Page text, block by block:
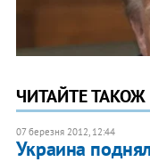
ЧИТАЙТЕ ТАКОЖ
07 березня 2012, 12:44
Украина